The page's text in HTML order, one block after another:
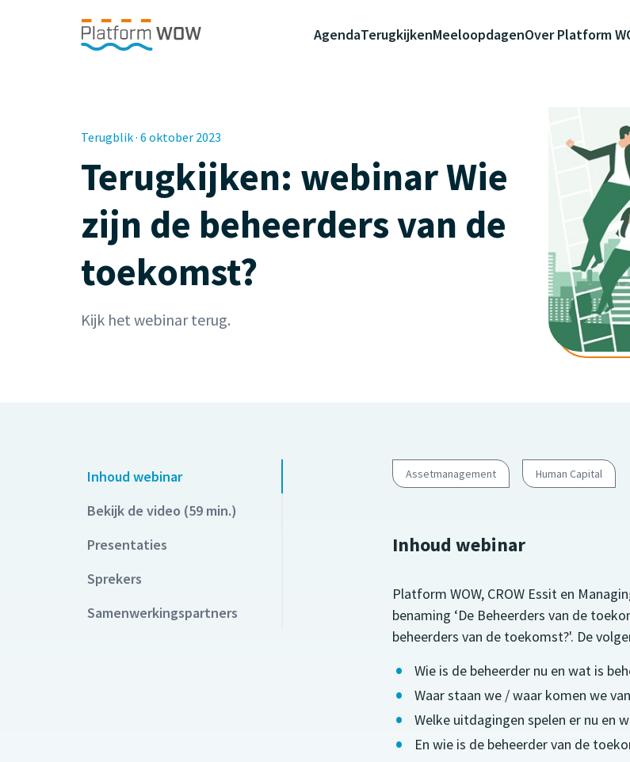
AgendaTerugkijkenMeeloopdagenOver Platform
Terugblik · 6 oktober 2023
Terugkijken: webinar Wie
zijn de beheerders van de
toekomst?
Kijk het webinar terug.
Inhoud webinar
Bekijk de video (59 min.)
Presentaties
Sprekers
Samenwerkingspartners
Assetmanagement Human Capital
Inhoud webinar
Platform WOW, CROW Essit en
benaming ‘De Beheerders van de
beheerders van de toekomst?'. De
Wie is de beheerder nu en wat is
Waar staan we / waar komen we
Welke uitdagingen spelen er nu en
En wie is de beheerder van de